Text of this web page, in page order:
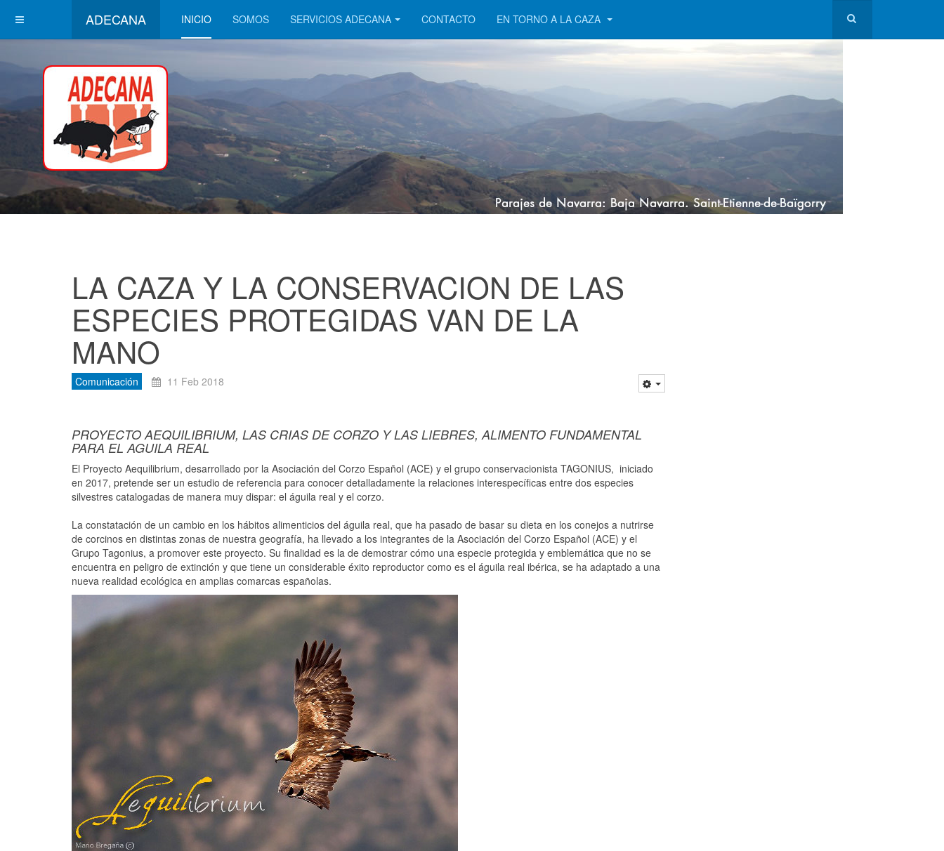
ADECANA INICIO SOMOS SERVICIOS ADECANA CONTACTO EN TORNO A LA CAZA
LA CAZA Y LA CONSERVACION DE LAS
ESPECIES PROTEGIDAS VAN DE LA
MANO
Comunicación 11 Feb 2018
PROYECTO AEQUILIBRIUM, LAS CRIAS DE CORZO Y LAS LIEBRES, ALIMENTO FUNDAMENTAL
PARA EL AGUILA REAL
El Proyecto Aequilibrium, desarrollado por la Asociación del Corzo Español (ACE) y el grupo conservacionista TAGONIUS, iniciado
en 2017, pretende ser un estudio de referencia para conocer detalladamente la relaciones interespecíficas entre dos especies
silvestres catalogadas de manera muy dispar: el águila real y el corzo.
La constatación de un cambio en los hábitos alimenticios del águila real, que ha pasado de basar su dieta en los conejos a nutrirse
de corcinos en distintas zonas de nuestra geografía, ha llevado a los integrantes de la Asociación del Corzo Español (ACE) y el
Grupo Tagonius, a promover este proyecto. Su finalidad es la de demostrar cómo una especie protegida y emblemática que no se
encuentra en peligro de extinción y que tiene un considerable éxito reproductor como es el águila real ibérica, se ha adaptado a una
nueva realidad ecológica en amplias comarcas españolas.